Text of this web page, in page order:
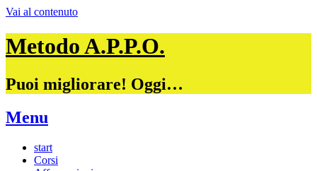
Vai al contenuto
Metodo A.P.P.O.
Puoi migliorare! Oggi…
Menu
start
Corsi